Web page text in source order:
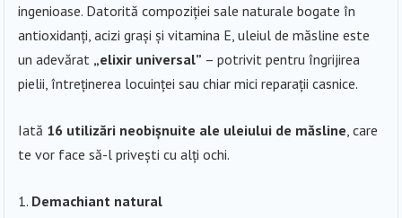
ingenioase. Datorită compoziției sale naturale bogate în
antioxidanți, acizi grași și vitamina E, uleiul de măsline este
un adevărat „elixir universal” – potrivit pentru îngrijirea
pielii, întreținerea locuinței sau chiar mici reparații casnice.
Iată 16 utilizări neobișnuite ale uleiului de măsline , care
te vor face să-l privești cu alți ochi.
Demachiant natural